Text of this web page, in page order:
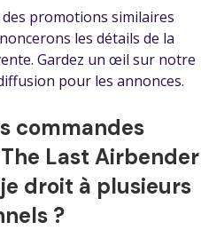
promotions similaires
les détails de la
Gardez un œil sur notre
pour les annonces.
commandes
Last Airbender
droit à plusieurs
?